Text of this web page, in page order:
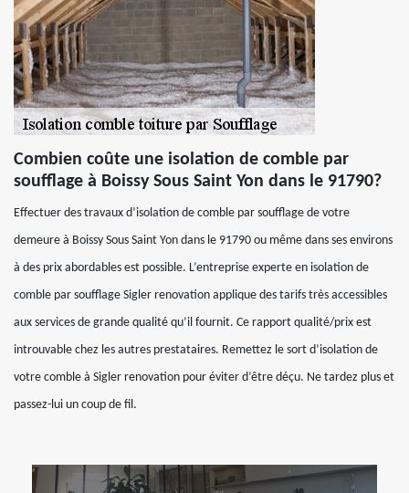
Combien coûte une isolation de comble par
soufflage à Boissy Sous Saint Yon dans le 91790?
Effectuer des travaux d’isolation de comble par soufflage de votre
demeure à Boissy Sous Saint Yon dans le 91790 ou même dans ses environs
à des prix abordables est possible. L’entreprise experte en isolation de
comble par soufflage Sigler renovation applique des tarifs très accessibles
aux services de grande qualité qu’il fournit. Ce rapport qualité/prix est
introuvable chez les autres prestataires. Remettez le sort d’isolation de
votre comble à Sigler renovation pour éviter d’être déçu. Ne tardez plus et
passez-lui un coup de fil.